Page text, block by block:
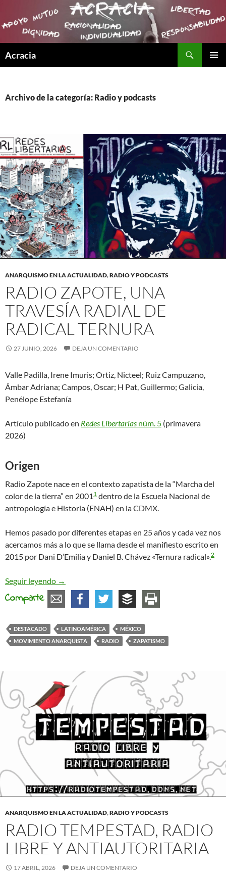
Acracia
Archivo de la categoría: Radio y podcasts
ANARQUISMO EN LA ACTUALIDAD,RADIO Y PODCASTS
RADIO ZAPOTE, UNA
TRAVESÍA RADIAL DE
RADICAL TERNURA
27 JUNIO, 2026 DEJA UN COMENTARIO
Valle Padilla, Irene Imuris; Ortiz, Nicteel; Ruiz Campuzano,
Ámbar Adriana; Campos, Oscar; H Pat, Guillermo; Galicia,
Penélope Estefanía
Artículo publicado en Redes Libertarias núm. 5 (primavera
2026)
Origen
Radio Zapote nace en el contexto zapatista de la “Marcha del
color de la tierra” en 2001 1 dentro de la Escuela Nacional de
antropología e Historia (ENAH) en la CDMX.
Hemos pasado por diferentes etapas en 25 años y cada vez nos
acercamos más a lo que se llama desde el manifiesto escrito en
2015 por Dani D’Emilia y Daniel B. Chávez «Ternura radical».2
Seguir leyendo Radio Zapote, una travesía radial de radical
→
Comparte
DESTACADO LATINOAMÉRICA
MÉXICO
MOVIMIENTO ANARQUISTA
RADIO ZAPATISMO
ANARQUISMO EN LA ACTUALIDAD,RADIO Y PODCASTS
RADIO TEMPESTAD, RADIO
LIBRE Y ANTIAUTORITARIA
17 ABRIL, 2026 DEJA UN COMENTARIO